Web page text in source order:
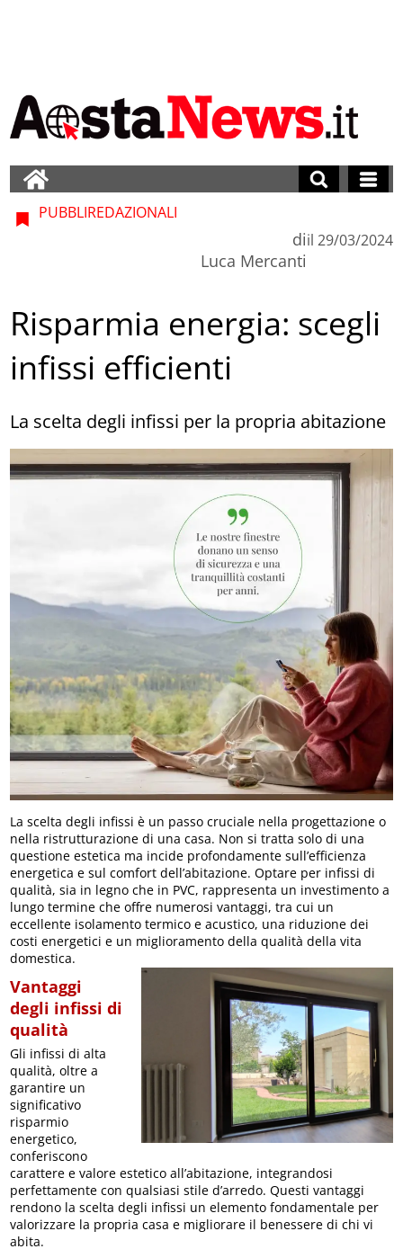
PUBBLIREDAZIONALI
di
Luca Mercanti
il 29/03/2024
Risparmia energia: scegli
infissi efficienti
La scelta degli infissi per la propria abitazione
La scelta degli infissi è un passo cruciale nella progettazione o
nella ristrutturazione di una casa. Non si tratta solo di una
questione estetica ma incide profondamente sull’efficienza
energetica e sul comfort dell’abitazione. Optare per infissi di
qualità, sia in legno che in PVC, rappresenta un investimento a
lungo termine che offre numerosi vantaggi, tra cui un
eccellente isolamento termico e acustico, una riduzione dei
costi energetici e un miglioramento della qualità della vita
domestica.
Vantaggi
degli infissi di
qualità
Gli infissi di alta
qualità, oltre a
garantire un
significativo
risparmio
energetico,
conferiscono
carattere e valore estetico all’abitazione, integrandosi
perfettamente con qualsiasi stile d’arredo. Questi vantaggi
rendono la scelta degli infissi un elemento fondamentale per
valorizzare la propria casa e migliorare il benessere di chi vi
abita.